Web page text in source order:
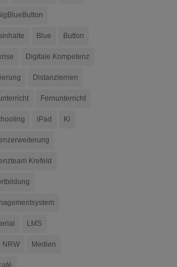
Blue Button
Digitale Kompetenz
Distanzlernen
Fernunterricht
iPad Ki
Krefeld
LMS
NRW Medien